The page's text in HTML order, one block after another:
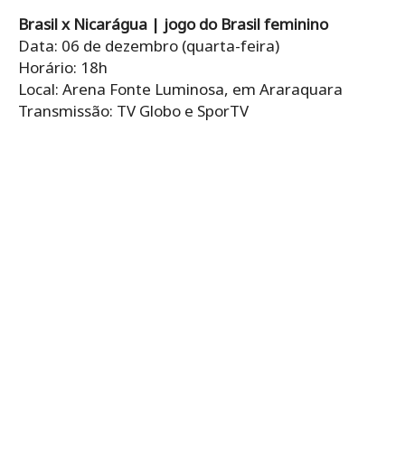
Brasil x Nicarágua | jogo do Brasil feminino
Data: 06 de dezembro (quarta-feira)
Horário: 18h
Local: Arena Fonte Luminosa, em Araraquara
Transmissão: TV Globo e SporTV